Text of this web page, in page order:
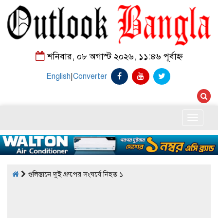
শনিবার, ০৮ অগাস্ট ২০২৬, ১১:৪৬ পূর্বাহ্ন
English|Converter
গুলিস্তানে দুই গ্রুপের সংঘর্ষে নিহত ১